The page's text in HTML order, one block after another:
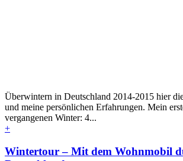
Überwintern in Deutschland 2014-2015 hier
und meine persönlichen Erfahrungen. Mein
vergangenen Winter: 4...
+
Wintertour – Mit dem Wohnmobil